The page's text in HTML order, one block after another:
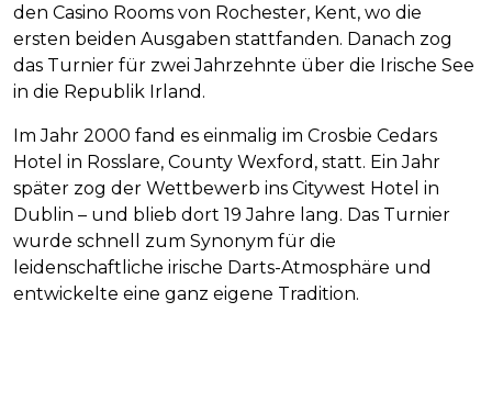
den Casino Rooms von Rochester, Kent, wo die
ersten beiden Ausgaben stattfanden. Danach zog
das Turnier für zwei Jahrzehnte über die Irische See
in die Republik Irland.
Im Jahr 2000 fand es einmalig im Crosbie Cedars
Hotel in Rosslare, County Wexford, statt. Ein Jahr
später zog der Wettbewerb ins Citywest Hotel in
Dublin – und blieb dort 19 Jahre lang. Das Turnier
wurde schnell zum Synonym für die
leidenschaftliche irische Darts-Atmosphäre und
entwickelte eine ganz eigene Tradition.